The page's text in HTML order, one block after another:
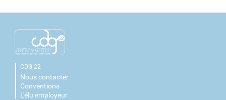
CDG 22
Nous contacter
Conventions
L'élu employeur